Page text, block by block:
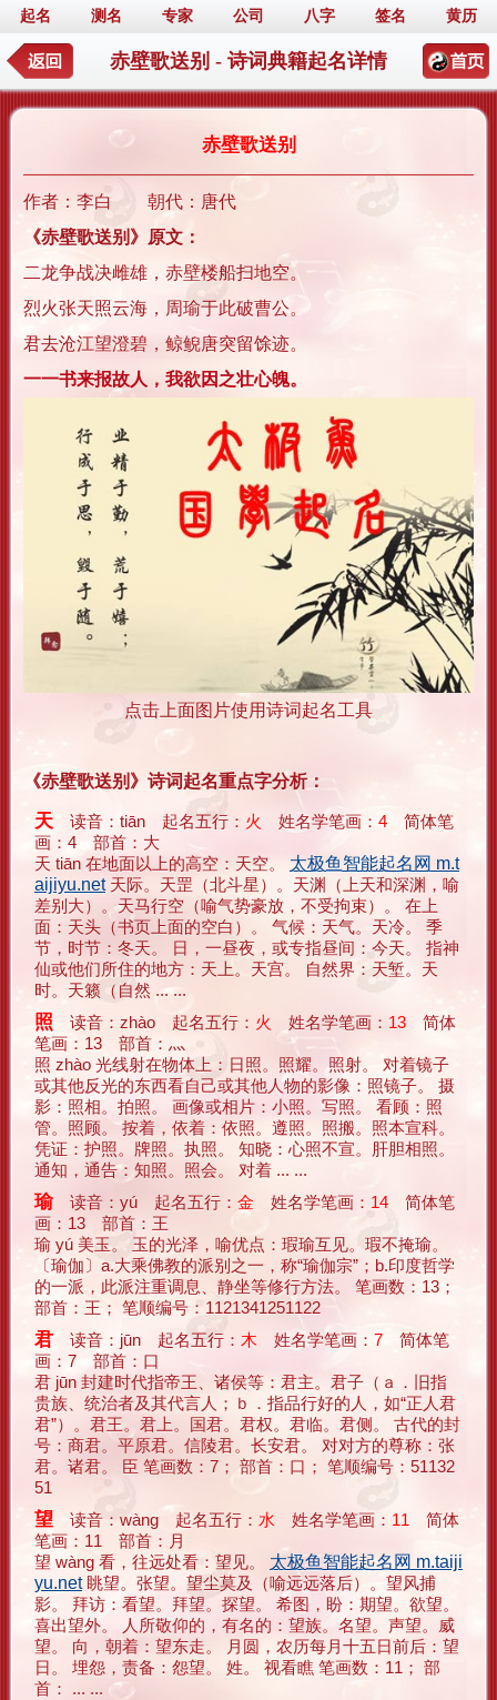
起名 测名 专家 公司 八字 签名 黄历
赤壁歌送别 - 诗词典籍起名详情
赤壁歌送别
作者：李白 朝代：唐代
《赤壁歌送别》原文：
二龙争战决雌雄，赤壁楼船扫地空。
烈火张天照云海，周瑜于此破曹公。
君去沧江望澄碧，鲸鲵唐突留馀迹。
一一书来报故人，我欲因之壮心魄。
点击上面图片使用诗词起名工具
《赤壁歌送别》诗词起名重点字分析：
天 读音：tiān 起名五行： 火 姓名学笔画： 4 简体笔
画：4 部首：大
天 tiān 在地面以上的高空：天空。 太极鱼智能起名网 m.t
aijiyu.net天际。天罡（北斗星）。天渊（上天和深渊，喻
差别大）。天马行空（喻气势豪放，不受拘束）。 在上
面：天头（书页上面的空白）。 气候：天气。天冷。 季
节，时节：冬天。 日，一昼夜，或专指昼间：今天。 指神
仙或他们所住的地方：天上。天宫。 自然界：天堑。天
时。天籁（自然 ... ...
照 读音：zhào 起名五行： 火 姓名学笔画： 13 简体
笔画：13 部首：灬
照 zhào 光线射在物体上：日照。照耀。照射。 对着镜子
或其他反光的东西看自己或其他人物的影像：照镜子。 摄
影：照相。拍照。 画像或相片：小照。写照。 看顾：照
管。照顾。 按着，依着：依照。遵照。照搬。照本宣科。
凭证：护照。牌照。执照。 知晓：心照不宣。肝胆相照。
通知，通告：知照。照会。 对着 ... ...
瑜 读音：yú 起名五行： 金 姓名学笔画： 14 简体笔
画：13 部首：王
瑜 yú 美玉。 玉的光泽，喻优点：瑕瑜互见。瑕不掩瑜。
〔瑜伽〕a.大乘佛教的派别之一，称“瑜伽宗”；b.印度哲学
的一派，此派注重调息、静坐等修行方法。 笔画数：13；
部首：王； 笔顺编号：1121341251122
君 读音：jūn 起名五行： 木 姓名学笔画： 7 简体笔
画：7 部首：口
君 jūn 封建时代指帝王、诸侯等：君主。君子（ａ．旧指
贵族、统治者及其代言人；ｂ．指品行好的人，如“正人君
君”）。君王。君上。国君。君权。君临。君侧。 古代的封
号：商君。平原君。信陵君。长安君。 对对方的尊称：张
君。诸君。 臣 笔画数：7； 部首：口； 笔顺编号：51132
51
望 读音：wàng 起名五行： 水 姓名学笔画： 11 简体
笔画：11 部首：月
望 wàng 看，往远处看：望见。 太极鱼智能起名网 m.taiji
yu.net眺望。张望。望尘莫及（喻远远落后）。望风捕
影。 拜访：看望。拜望。探望。 希图，盼：期望。欲望。
喜出望外。 人所敬仰的，有名的：望族。名望。声望。威
望。 向，朝着：望东走。 月圆，农历每月十五日前后：望
日。 埋怨，责备：怨望。 姓。 视看瞧 笔画数：11； 部
首： ... ...